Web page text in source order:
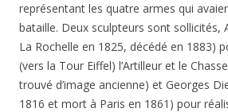
représentant les quatre armes qui
bataille. Deux sculpteurs sont sollicités,
La Rochelle en 1825, décédé en 1883)
(vers la Tour Eiffel) l’Artilleur et le
trouvé d’image ancienne) et Georges
1816 et mort à Paris en 1861) pour